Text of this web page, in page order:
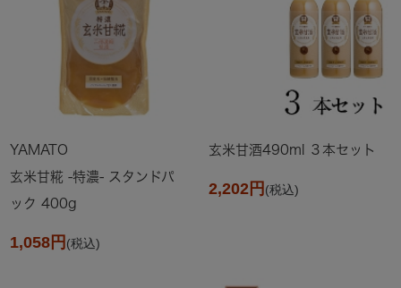
YAMATO
玄米甘糀 -特濃- スタンドパ
ック 400g
1,058円 (税込)
玄米甘酒490ml ３本セット
2,202円 (税込)